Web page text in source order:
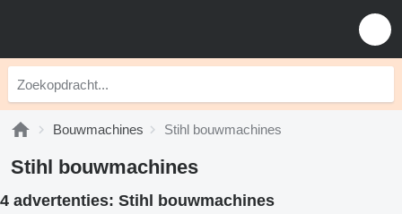
Bouwmachines Stihl bouwmachines
Stihl bouwmachines
4 advertenties: Stihl bouwmachines